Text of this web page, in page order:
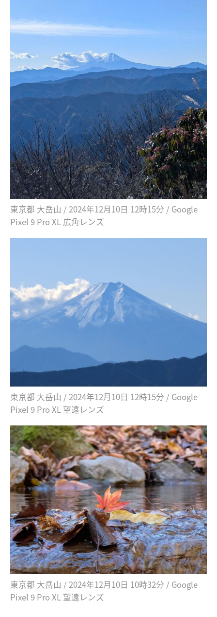
東京都 大岳山 / 2024年12月10日 12時15分 / Google
Pixel 9 Pro XL 広角レンズ
東京都 大岳山 / 2024年12月10日 12時15分 / Google
Pixel 9 Pro XL 望遠レンズ
東京都 大岳山 / 2024年12月10日 10時32分 / Google
Pixel 9 Pro XL 望遠レンズ